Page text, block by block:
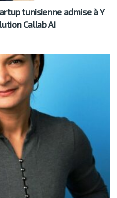
tunisienne admise à Y
Callab AI